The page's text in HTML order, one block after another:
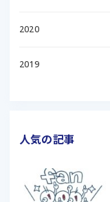
2020
2019
人気の記事